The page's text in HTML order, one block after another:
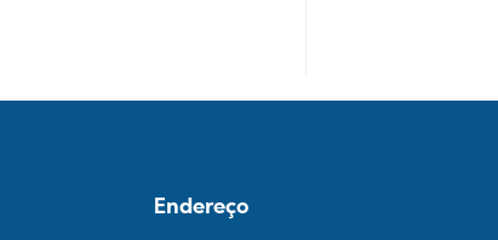
Endereço